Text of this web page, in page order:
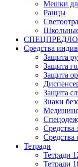
Мешки
Ранцы
Средства
Защита
Защита
Защита
Защита
Знаки
Средства
Тетради
Тетради
Тетради